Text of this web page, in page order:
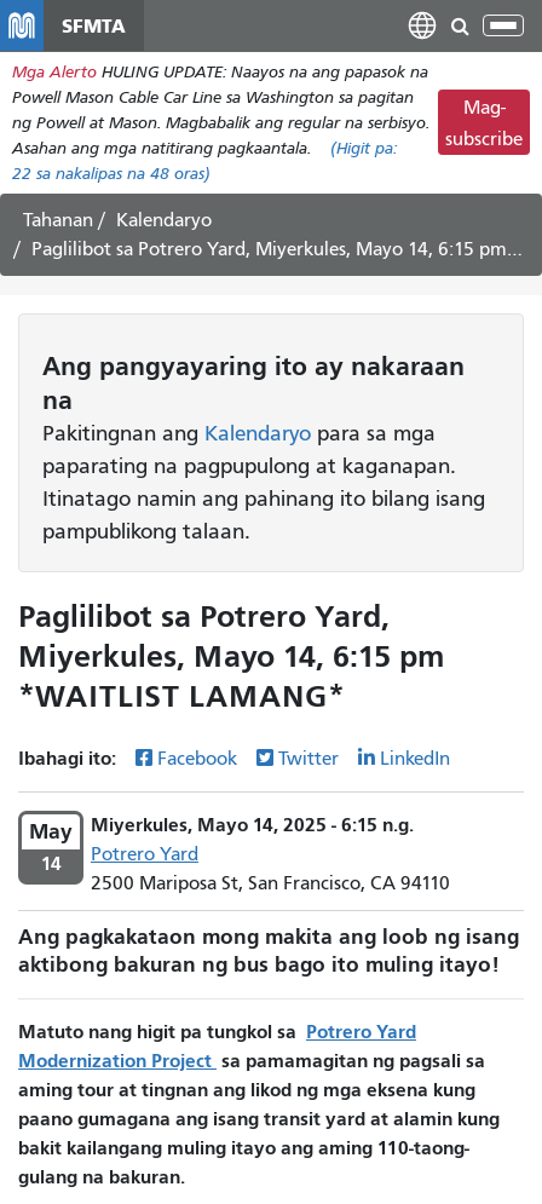
pangunahing
nilalaman
SFMTA
I-
ang
Mga Alerto HULING UPDATE: Naayos na ang papasok na
Powell Mason Cable Car Line sa Washington sa pagitan
ng Powell at Mason. Magbabalik ang regular na serbisyo.
Asahan ang mga natitirang pagkaantala.
(Higit pa:
22 sa nakalipas na 48 oras)
Mag-
subscribe
Tahanan
Kalendaryo
Paglilibot sa Potrero Yard, Miyerkules, Mayo 14, 6:15 pm *WAITLIST LAMANG*
Ang pangyayaring ito ay nakaraan
na
Pakitingnan ang Kalendaryo para sa mga
paparating na pagpupulong at kaganapan.
Itinatago namin ang pahinang ito bilang isang
pampublikong talaan.
Paglilibot sa Potrero Yard,
Miyerkules, Mayo 14, 6:15 pm
*WAITLIST LAMANG*
Ibahagi ito: Facebook Twitter LinkedIn
May
14
Miyerkules, Mayo 14, 2025 - 6:15 n.g.
Potrero Yard
2500 Mariposa St, San Francisco, CA 94110
Ang pagkakataon mong makita ang loob ng isang
aktibong bakuran ng bus bago ito muling itayo!
Matuto nang higit pa tungkol sa Potrero Yard
Modernization Project sa pamamagitan ng pagsali sa
aming tour at tingnan ang likod ng mga eksena kung
paano gumagana ang isang transit yard at alamin kung
bakit kailangang muling itayo ang aming 110-taong-
gulang na bakuran.